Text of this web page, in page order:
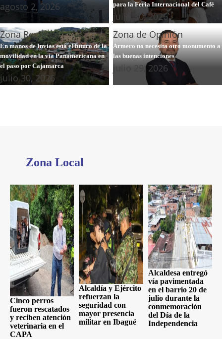
agosto 2, 2026
para la Feria Internacional del Café
julio 30, 2026
Zona Regional
En manos de Invías está el futuro de la
movilidad en la vía Panamericana en
el paso por Cajamarca
julio 30, 2026
Zona de Opinión
Armero no necesita otro monumento a
las buenas intenciones
julio 29, 2026
Zona Local
Cinco perros
fueron rescatados
y reciben atención
veterinaria en el
CAPA
Alcaldía y Ejército
refuerzan la
seguridad con
mayor presencia
militar en Ibagué
Alcaldesa entregó
vía pavimentada
en el barrio 20 de
julio durante la
conmemoración
del Día de la
Independencia